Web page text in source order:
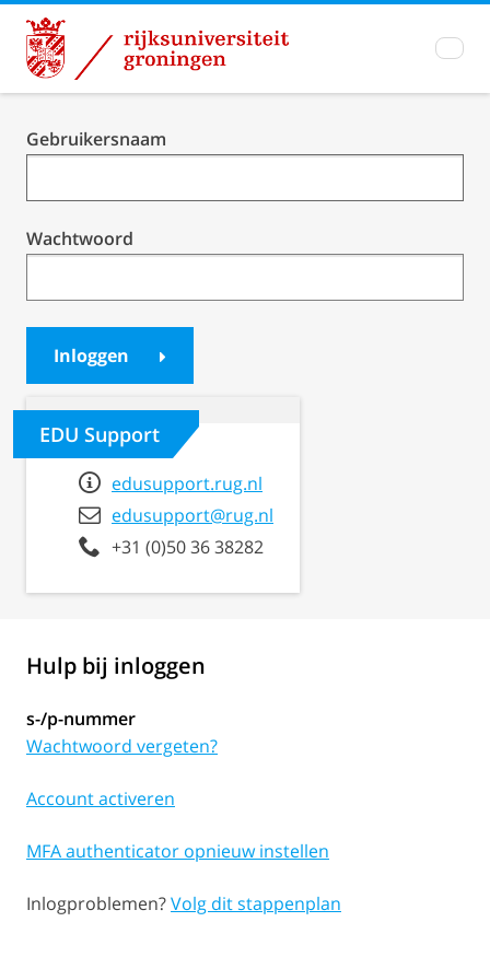
Inloggen
Student
BrightSpace
Gebruikersnaam
Wachtwoord
Inloggen
EDU Support
edusupport.rug.nl
edusupport@rug.nl
+31 (0)50 36 38282
Hulp bij inloggen
s-/p-nummer
Wachtwoord vergeten?
Account activeren
MFA authenticator opnieuw instellen
Inlogproblemen?Volg dit stappenplan